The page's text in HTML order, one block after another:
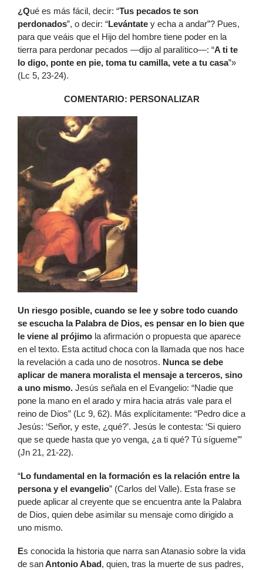
¿Qué es más fácil, decir: “Tus pecados te son
perdonados”, o decir: “Levántate y echa a andar”? Pues,
para que veáis que el Hijo del hombre tiene poder en la
tierra para perdonar pecados —dijo al paralítico—: “A ti te
lo digo, ponte en pie, toma tu camilla, vete a tu casa”»
(Lc 5, 23-24).
COMENTARIO: PERSONALIZAR
Un riesgo posible, cuando se lee y sobre todo cuando
se escucha la Palabra de Dios, es pensar en lo bien que
le viene al prójimo la afirmación o propuesta que aparece
en el texto. Esta actitud choca con la llamada que nos hace
la revelación a cada uno de nosotros. Nunca se debe
aplicar de manera moralista el mensaje a terceros, sino
a uno mismo. Jesús señala en el Evangelio: “Nadie que
pone la mano en el arado y mira hacia atrás vale para el
reino de Dios” (Lc 9, 62). Más explícitamente: “Pedro dice a
Jesús: ‘Señor, y este, ¿qué?’. Jesús le contesta: ‘Si quiero
que se quede hasta que yo venga, ¿a ti qué? Tú sígueme’”
(Jn 21, 21-22).
“Lo fundamental en la formación es la relación entre la
persona y el evangelio” (Carlos del Valle). Esta frase se
puede aplicar al creyente que se encuentra ante la Palabra
de Dios, quien debe asimilar su mensaje como dirigido a
uno mismo.
Es conocida la historia que narra san Atanasio sobre la vida
de sanAntonio Abad, quien, tras la muerte de sus padres,